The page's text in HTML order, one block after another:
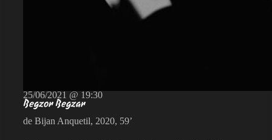
25/06/2021 @ 19:30
Begzor Begzar
de Bijan Anquetil, 2020, 59’